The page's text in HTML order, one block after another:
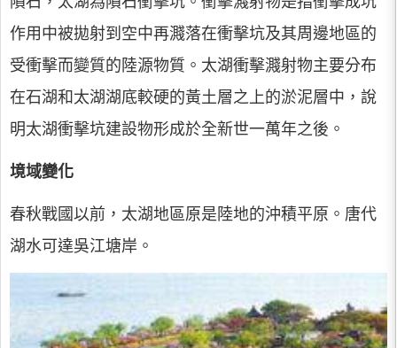
作用中被拋射到空中再濺落在衝擊坑及其周邊地區的
受衝擊而變質的陸源物質。太湖衝擊濺射物主要分布
在石湖和太湖湖底較硬的黃土層之上的淤泥層中，說
明太湖衝擊坑建設物形成於全新世一萬年之後。
境域變化
春秋戰國以前，太湖地區原是陸地的沖積平原。唐代
湖水可達吳江塘岸。